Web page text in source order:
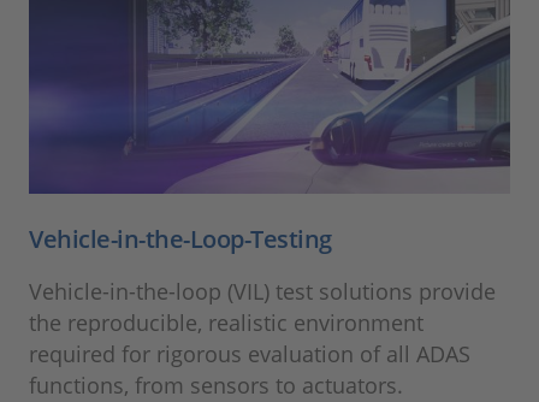
Vehicle-in-the-Loop-Testing
Vehicle-in-the-loop (VIL) test solutions provide
the reproducible, realistic environment
required for rigorous evaluation of all ADAS
functions, from sensors to actuators.